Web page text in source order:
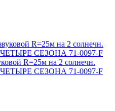
R=25м на 2 солнечн.
ЧЕТЫРЕ СЕЗОНА 71-0097-F